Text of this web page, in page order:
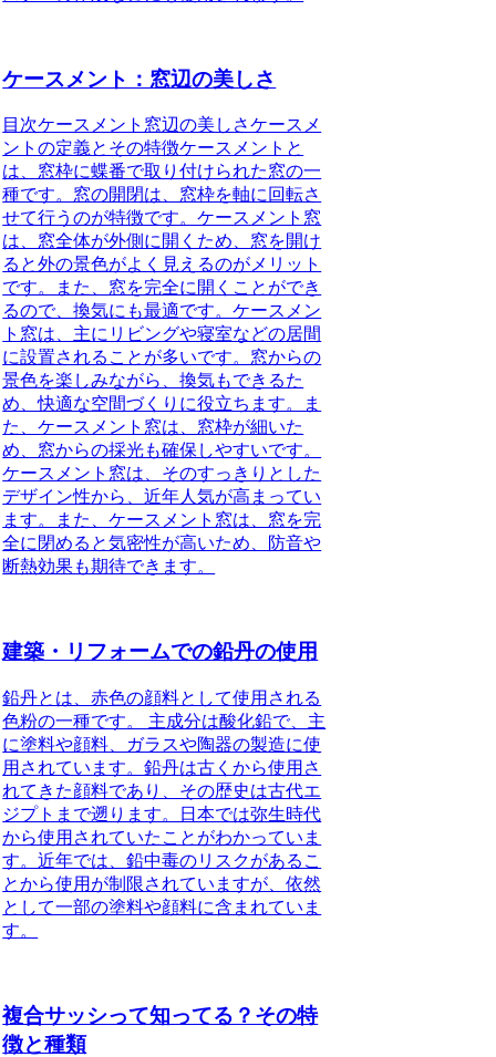
ケースメント：窓辺の美しさ
目次ケースメント窓辺の美しさケースメ
ントの定義とその特徴ケースメントと
は、窓枠に蝶番で取り付けられた窓の一
種です。窓の開閉は、窓枠を軸に回転さ
せて行うのが特徴です。ケースメント窓
は、窓全体が外側に開くため、窓を開け
ると外の景色がよく見えるのがメリット
です。また、窓を完全に開くことができ
るので、換気にも最適です。ケースメン
ト窓は、主にリビングや寝室などの居間
に設置されることが多いです。窓からの
景色を楽しみながら、換気もできるた
め、快適な空間づくりに役立ちます。ま
た、ケースメント窓は、窓枠が細いた
め、窓からの採光も確保しやすいです。
ケースメント窓は、そのすっきりとした
デザイン性から、近年人気が高まってい
ます。また、ケースメント窓は、窓を完
全に閉めると気密性が高いため、防音や
断熱効果も期待できます。
建築・リフォームでの鉛丹の使用
鉛丹とは、赤色の顔料として使用される
色粉の一種です。 主成分は酸化鉛で、主
に塗料や顔料、ガラスや陶器の製造に使
用されています。鉛丹は古くから使用さ
れてきた顔料であり、その歴史は古代エ
ジプトまで遡ります。日本では弥生時代
から使用されていたことがわかっていま
す。近年では、鉛中毒のリスクがあるこ
とから使用が制限されていますが、依然
として一部の塗料や顔料に含まれていま
す。
複合サッシって知ってる？その特
徴と種類